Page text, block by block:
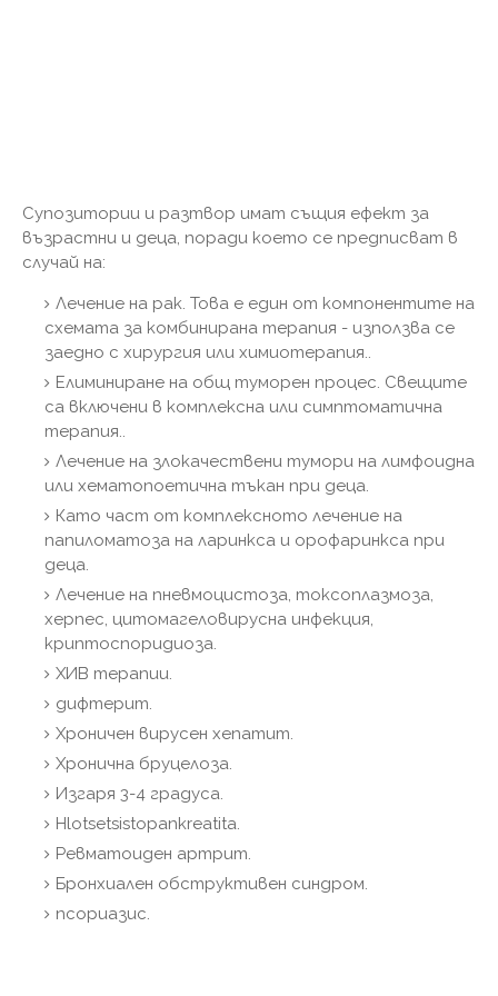
Супозитории и разтвор имат същия ефект за
възрастни и деца, поради което се предписват в
случай на:
Лечение на рак. Това е един от компонентите на
схемата за комбинирана терапия - използва се
заедно с хирургия или химиотерапия..
Елиминиране на общ туморен процес. Свещите
са включени в комплексна или симптоматична
терапия..
Лечение на злокачествени тумори на лимфоидна
или хематопоетична тъкан при деца.
Като част от комплексното лечение на
папиломатоза на ларинкса и орофаринкса при
деца.
Лечение на пневмоцистоза, токсоплазмоза,
херпес, цитомагеловирусна инфекция,
криптоспоридиоза.
ХИВ терапии.
дифтерит.
Хроничен вирусен хепатит.
Хронична бруцелоза.
Изгаря 3-4 градуса.
Hlotsetsistopankreatita.
Ревматоиден артрит.
Бронхиален обструктивен синдром.
псориазис.